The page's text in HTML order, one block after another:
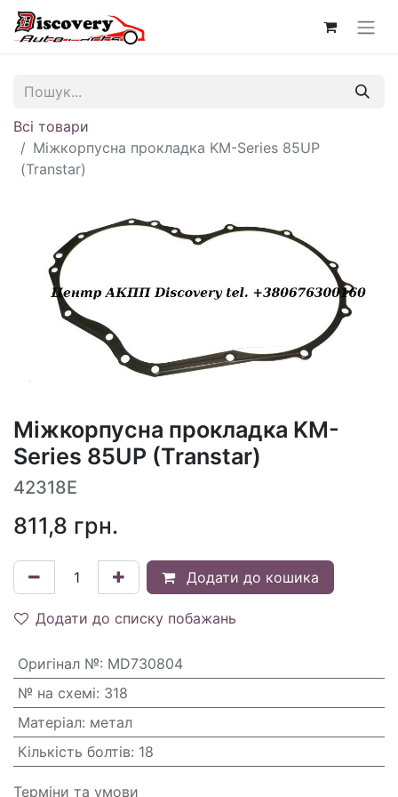
Всі товари
Міжкорпусна прокладка KM-Series 85UP
(Transtar)
Міжкорпусна прокладка KM-
Series 85UP (Transtar)
42318E
811,8 грн.
Додати до кошика
Додати до списку побажань
Оригінал №: MD730804
№ на схемі: 318
Матеріал: метал
Кількість болтів: 18
Терміни та умови